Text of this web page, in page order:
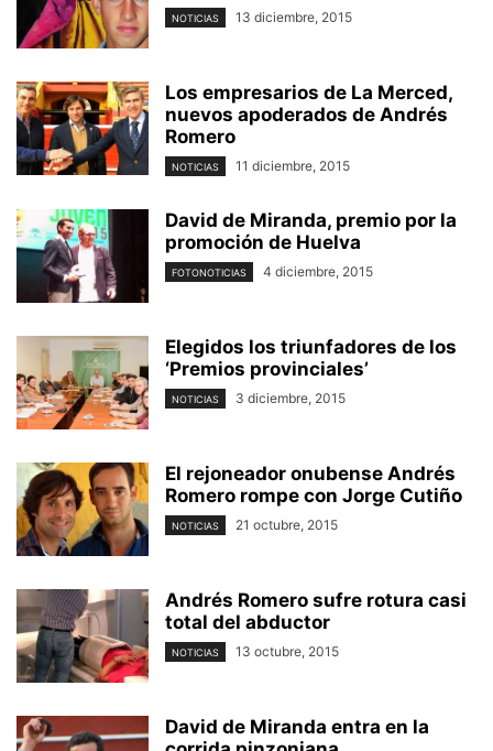
NOTICIAS 13 diciembre, 2015
Los empresarios de La Merced,
nuevos apoderados de Andrés
Romero
NOTICIAS 11 diciembre, 2015
David de Miranda, premio por la
promoción de Huelva
FOTONOTICIAS 4 diciembre, 2015
Elegidos los triunfadores de los
‘Premios provinciales’
NOTICIAS 3 diciembre, 2015
El rejoneador onubense Andrés
Romero rompe con Jorge Cutiño
NOTICIAS 21 octubre, 2015
Andrés Romero sufre rotura casi
total del abductor
NOTICIAS 13 octubre, 2015
David de Miranda entra en la